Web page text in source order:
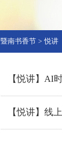
暨南书香节 >悦讲
【悦讲】AI
【悦讲】线